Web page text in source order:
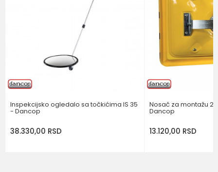
Inspekcijsko ogledalo sa točkićima IS 35
- Dancop
38.330,00 RSD
Nosač za montažu 2
Dancop
13.120,00 RSD